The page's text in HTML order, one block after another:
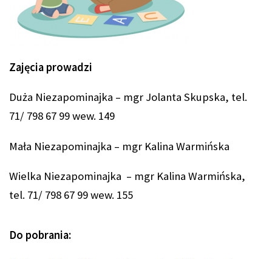
Zajęcia prowadzi
Duża Niezapominajka – mgr Jolanta Skupska, tel.
71/ 798 67 99 wew. 149
Mała Niezapominajka – mgr Kalina Warmińska
Wielka Niezapominajka – mgr Kalina Warmińska,
tel. 71/ 798 67 99 wew. 155
Do pobrania: